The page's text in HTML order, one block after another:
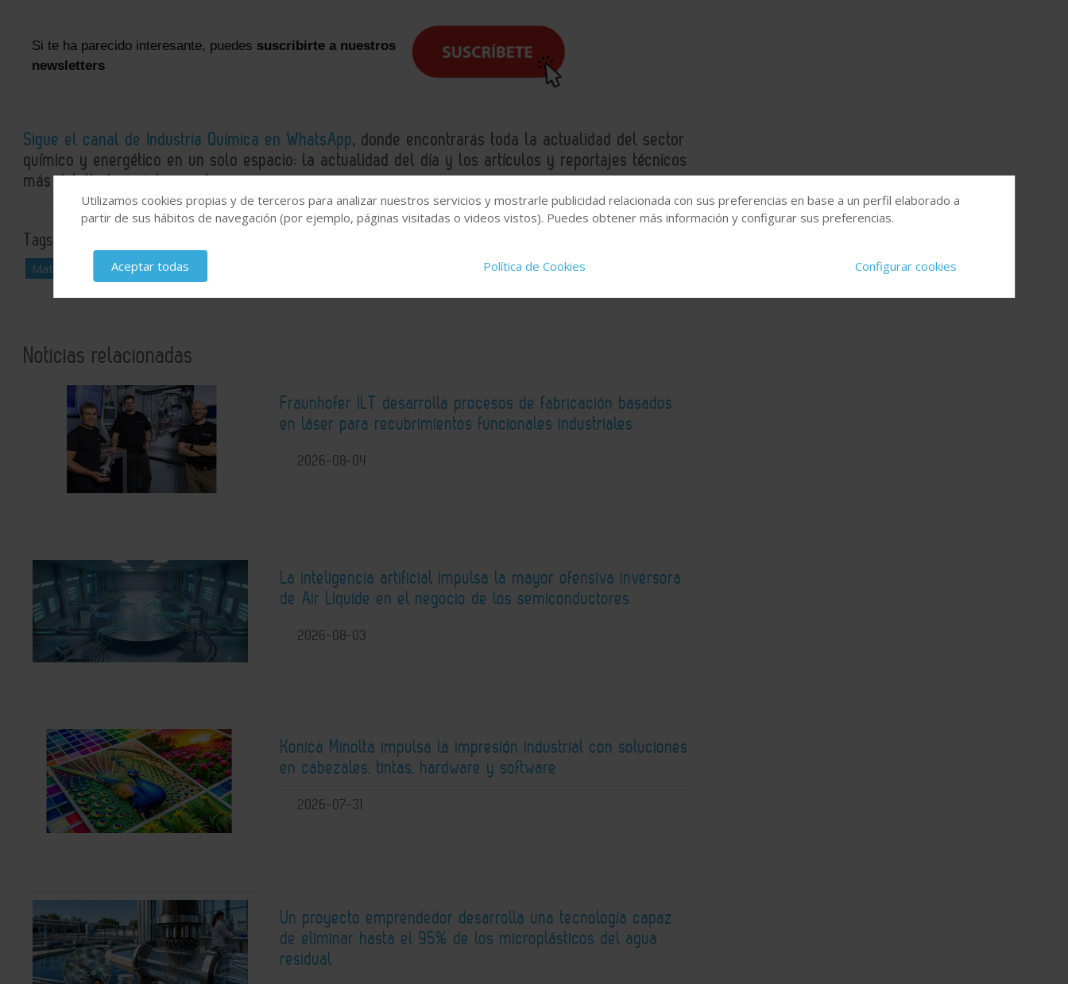
Si te ha parecido interesante, puedes suscribirte a nuestros
newsletters
Sigue el canal de Industria Química en WhatsApp, donde encontrarás toda la actualidad del sector
químico y energético en un solo espacio: la actualidad del día y los artículos y reportajes técnicos
más detallados e interesantes.
Tags:
Materiales Compuestos
I+D
Noticias relacionadas
Fraunhofer ILT desarrolla procesos de fabricación basados
en láser para recubrimientos funcionales industriales
2026-08-04
La inteligencia artificial impulsa la mayor ofensiva inversora
de Air Liquide en el negocio de los semiconductores
2026-08-03
Konica Minolta impulsa la impresión industrial con soluciones
en cabezales, tintas, hardware y software
2026-07-31
Un proyecto emprendedor desarrolla una tecnología capaz
de eliminar hasta el 95% de los microplásticos del agua
residual
Utilizamos cookies propias y de terceros para analizar nuestros servicios y mostrarle publicidad relacionada con sus preferencias en base a un perfil elaborado a
partir de sus hábitos de navegación (por ejemplo, páginas visitadas o videos vistos). Puedes obtener más información y configurar sus preferencias.
Aceptar todas Política de Cookies Configurar cookies